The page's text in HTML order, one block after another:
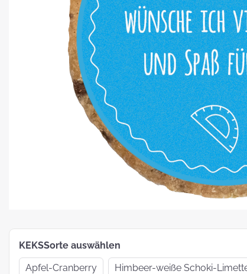
Platz für Plätzchen: 5 Fakten zu
Weihnachtsgebäck
How To:
MotivKEKS-
Designer
Wir haben uns
KEKSSorte auswählen
Apfel-Cranberry
Himbeer-weiße Schoki-